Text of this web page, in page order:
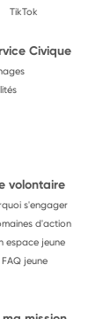
TikTok
Civique
volontaire
s'engager
d'action
espace jeune
FAQ jeune